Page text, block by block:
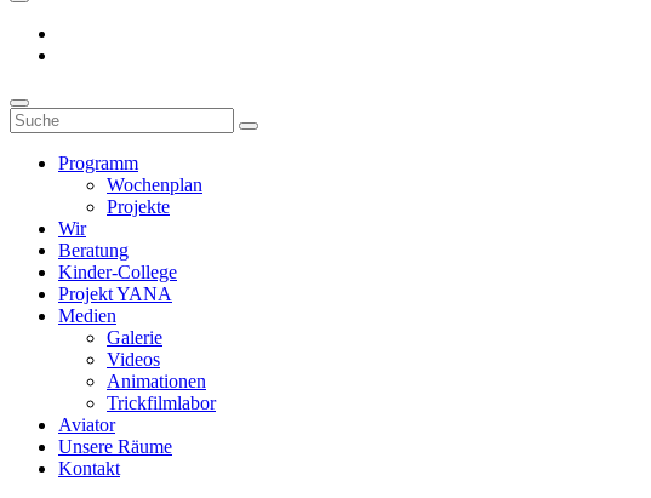
Programm
Wochenplan
Projekte
Wir
Beratung
Kinder-College
Projekt YANA
Medien
Galerie
Videos
Animationen
Trickfilmlabor
Aviator
Unsere Räume
Kontakt